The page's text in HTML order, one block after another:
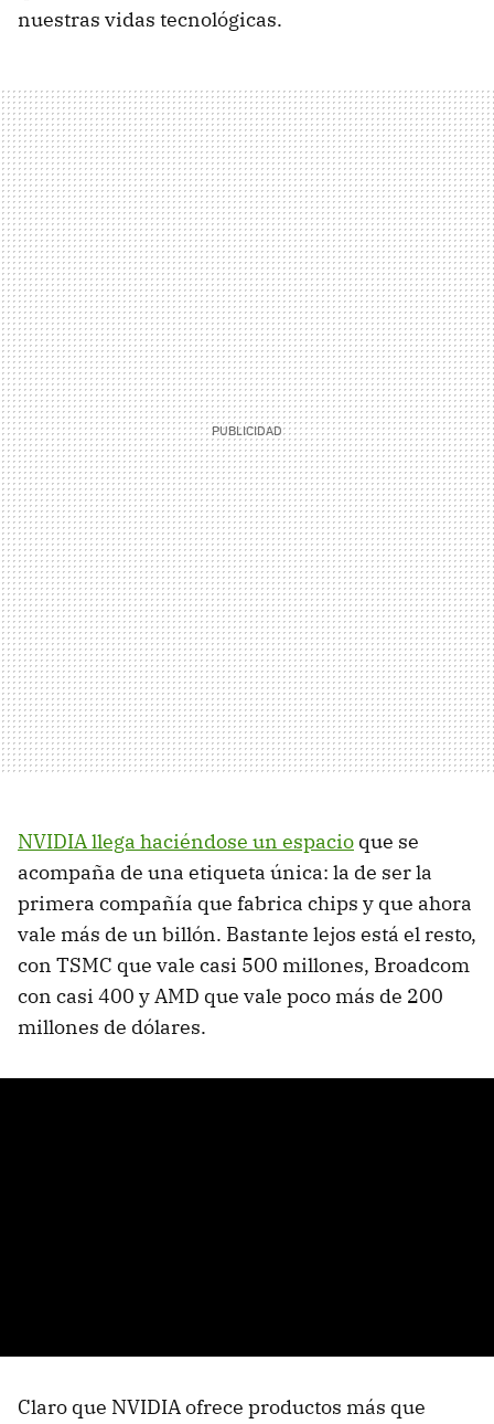
nuestras vidas tecnológicas.
NVIDIA llega haciéndose un espacio que se
acompaña de una etiqueta única: la de ser la
primera compañía que fabrica chips y que ahora
vale más de un billón. Bastante lejos está el resto,
con TSMC que vale casi 500 millones, Broadcom
con casi 400 y AMD que vale poco más de 200
millones de dólares.
Claro que NVIDIA ofrece productos más que